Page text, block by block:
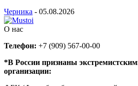
Черника - 05.08.2026
О нас
Телефон: +7 (909) 567-00-00
*В России признаны
организации: